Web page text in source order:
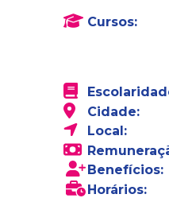
Cursos:
Cidade:
Local:
Benefícios:
Horários: